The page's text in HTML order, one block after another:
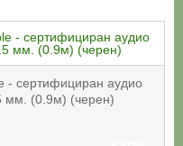
- сертифициран аудио
мм. (0.9м) (черен)